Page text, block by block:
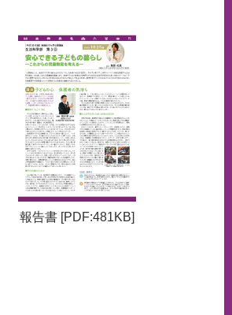
報告書 [PDF:481KB]